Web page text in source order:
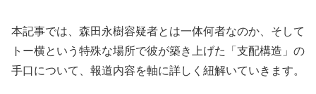
本記事では、森田永樹容疑者とは一体何者なのか、そして
トー横という特殊な場所で彼が築き上げた「支配構造」の
手口について、報道内容を軸に詳しく紐解いていきます。